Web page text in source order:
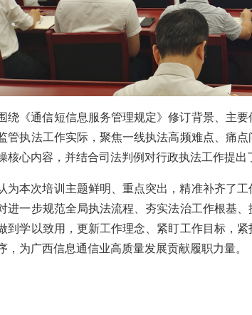
绕《通信短信息服务管理规定》修订背景、主
管执法工作实际，聚焦一线执法高频难点、痛
核心内容，并结合司法判例对行政执法工作提出
为本次培训主题鲜明、重点突出，精准补齐了
进一步规范全局执法流程、夯实法治工作根基
到学以致用，更新工作理念、紧盯工作目标，
，为广西信息通信业高质量发展贡献履职力量。